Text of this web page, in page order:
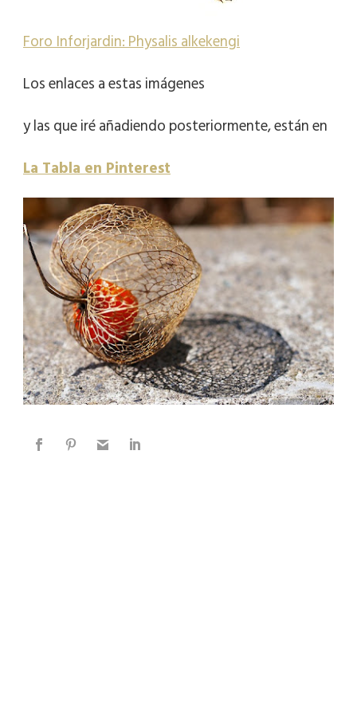
Foro Inforjardin: Physalis alkekengi
Los enlaces a estas imágenes
y las que iré añadiendo posteriormente, están en
La Tabla en Pinterest